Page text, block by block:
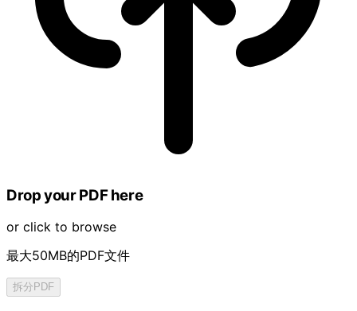
Drop your PDF here
or click to browse
最大50MB的PDF文件
拆分PDF